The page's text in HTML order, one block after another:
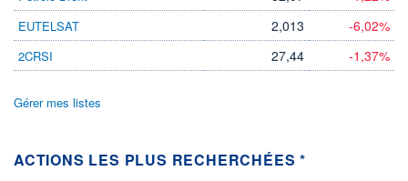
0 0,00%
VALORISATION
2 132 MUSD BOURSIÈRE
16 016 MUSD
BAISSE
32,9600
- 44,52
EUTELSAT 2,013 -6,02%
2CRSI 27,44 -1,37%
Gérer mes listes
ACTIONS LES PLUS RECHERCHÉES *